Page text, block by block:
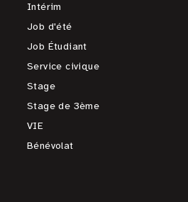
Intérim
Job d'été
Job Étudiant
Service civique
Stage
Stage de 3ème
VIE
Bénévolat